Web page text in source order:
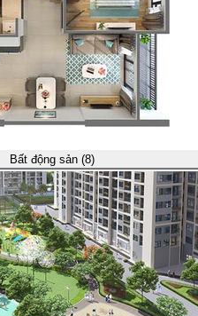
Bất động sản (8)